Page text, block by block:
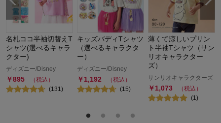
名札ココ半袖切替えT
シャツ(選べるキャラ
クター)
ディズニー/Disney
￥895
（税込）
(131 )
キッズバディTシャツ
（選べるキャラクタ
ー）
ディズニー/Disney
￥1,192
（税込）
(15)
薄くて涼しいプリン
ト半袖Tシャツ（サン
リオキャラクター
ズ）
サンリオキャラクターズ
￥1,073
（税込）
(1 )